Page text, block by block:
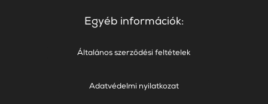
Egyéb információk:
Általános szerződési feltételek
Adatvédelmi nyilatkozat